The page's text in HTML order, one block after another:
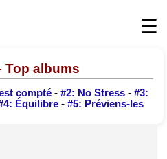
☰
Top albums
compté- #2: No Stress- #3:
Équilibre- #5: Préviens-les